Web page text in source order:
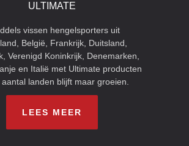
ULTIMATE
vissen hengelsporters uit
België, Frankrijk, Duitsland,
Verenigd Koninkrijk, Denemarken,
en Italië met Ultimate producten
landen blijft maar groeien.
LEES MEER